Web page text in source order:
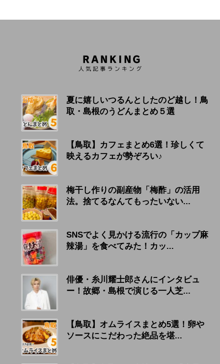
夏に嬉しいつるんとしたのど越し！鳥
取・島根のうどんまとめ５選
【鳥取】カフェまとめ6選！珍しくて
映えるカフェが勢ぞろい♪
梅干し作りの副産物「梅酢」の活用
法。捨てるなんてもったいない...
SNSでよく見かける流行の「カップ麻
辣湯」を食べてみた！カッ...
俳優・糸川耀士郎さんにインタビュ
ー！故郷・島根で演じる一人芝...
【鳥取】オムライスまとめ5選！卵や
ソースにこだわった絶品を堪...